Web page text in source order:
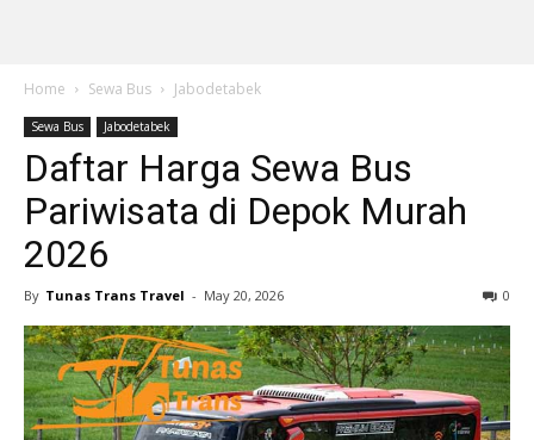
Home Sewa Bus Jabodetabek
Sewa Bus Jabodetabek
Daftar Harga Sewa Bus
Pariwisata di Depok Murah
2026
By Tunas Trans Travel - May 20, 2026 0